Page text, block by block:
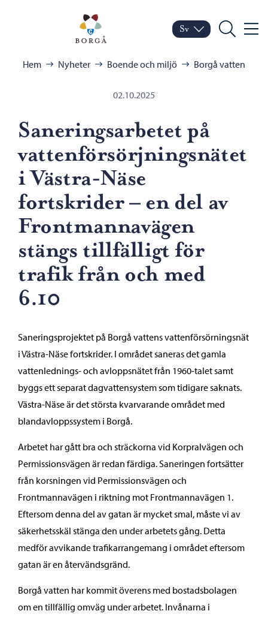
Porvoo – Gå till
Byt språk
Nuvarande språk:
Sv
Sök Meny
Bläddra:
Hem Nyheter Boende och miljö Borgå vatten
02.10.2025
Saneringsarbetet på
vattenförsörjningsnätet
i Västra-Näse
fortskrider – en del av
Frontmannavägen
stängs tillfälligt för
trafik från och med
6.10
Saneringsprojektet på Borgå vattens vattenförsörningsnät
i Västra-Näse fortskrider. I området saneras det gamla
vattenlednings- och avloppsnätet från 1960-talet samt
byggs ett separat dagvattensystem som tidigare saknats.
Västra-Näse är det största kvarvarande området med
blandavloppssystem i Borgå.
Arbetet har gått bra och sträckorna vid Korpralvägen och
Permissionsvägen är redan färdiga. Saneringen fortsätter
från korsningen vid Permissionsvägen och
Frontmannavägen i riktning mot Frontmannavägen 1.
Eftersom denna del av gatan är mycket smal, måste vi av
säkerhetsskäl stänga den under arbetets gång. Detta
medför avvikande trafikarrangemang i området eftersom
gatan är en återvändsgränd.
Borgå vatten har kommit överens med bostadsbolagen
om en tillfällig omväg under arbetet. Invånarna i